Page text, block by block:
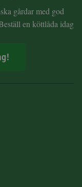
gårdar med god
en köttlåda idag